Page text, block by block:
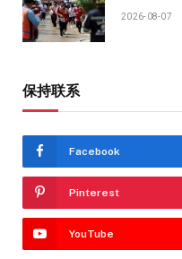
2026-08-07
保持联系
Facebook
Pinterest
YouTube